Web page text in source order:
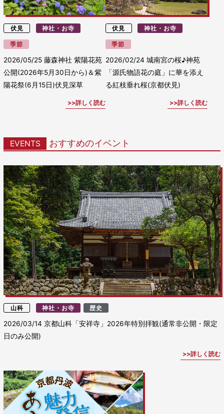
伏見 神社・お寺
季節
2026/05/25藤森神社 紫陽花苑
公開(2026年5月30日から)＆紫
陽花祭(6月15日)伏見深草
詳しく読む
伏見 神社・お寺
季節
2026/02/24 城南宮の桜♪神苑
「源氏物語花の庭」に華を添え
る紅枝垂れ桜(京都伏見)
詳しく読む
EVENTS おすすめのイベント
山科 神社・お寺 歴史
2026/03/14京都山科「安祥寺」2026年特別拝観(通常非公開・限定
日のみ公開)
詳しく読む